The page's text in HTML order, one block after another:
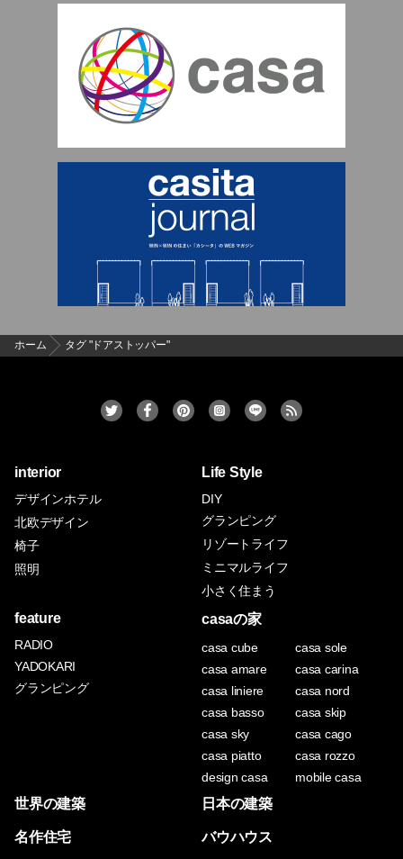
ホーム タグ "ドアストッパー"
interior
デザインホテル
北欧デザイン
椅子
照明
Life Style
DIY
グランピング
リゾートライフ
ミニマルライフ
小さく住まう
feature
RADIO
YADOKARI
グランピング
casaの家
casa cube
casa sole
casa amare
casa carina
casa liniere
casa nord
casa basso
casa skip
casa sky
casa cago
casa piatto
casa rozzo
design casa
mobile casa
世界の建築 日本の建築
名作住宅 バウハウス